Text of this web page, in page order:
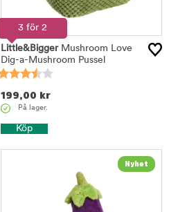
3 för 2
Little&BiggerMushroom Love
Dig-a-Mushroom Pussel
199,00 kr
På lager.
Köp